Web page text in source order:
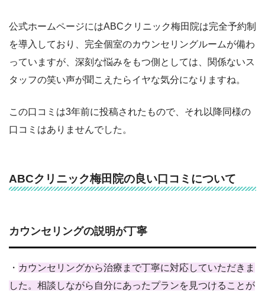
公式ホームページにはABCクリニック梅田院は完全予約制
を導入しており、完全個室のカウンセリングルームが備わ
っていますが、深刻な悩みをもつ側としては、関係ないス
タッフの笑い声が聞こえたらイヤな気分になりますね。
この口コミは3年前に投稿されたもので、それ以降同様の
口コミはありませんでした。
ABCクリニック梅田院の良い口コミについて
カウンセリングの説明が丁寧
・ カウンセリングから治療まで丁寧に対応していただきま
した。相談しながら自分にあったプランを見つけることが